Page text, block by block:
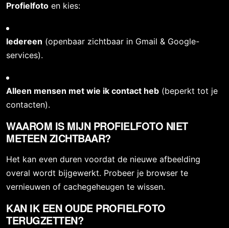
Profielfoto en kies:
Iedereen (openbaar zichtbaar in Gmail & Google-
services).
Alleen mensen met wie ik contact heb (beperkt tot je
contacten).
WAAROM IS MIJN PROFIELFOTO NIET
METEEN ZICHTBAAR?
Het kan even duren voordat de nieuwe afbeelding
overal wordt bijgewerkt. Probeer je browser te
vernieuwen of cachegeheugen te wissen.
KAN IK EEN OUDE PROFIELFOTO
TERUGZETTEN?